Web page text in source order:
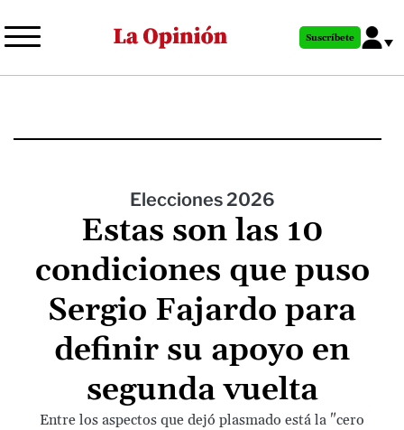
al
principal
Suscríbete
Elecciones 2026
Estas son las 10
condiciones que puso
Sergio Fajardo para
definir su apoyo en
segunda vuelta
Entre los aspectos que dejó plasmado está la "cero